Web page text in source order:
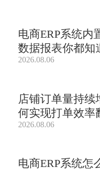
电商ERP系统内
数据报表你都知
2026.08.06
店铺订单量持续
何实现打单效率
2026.08.06
电商ERP系统怎